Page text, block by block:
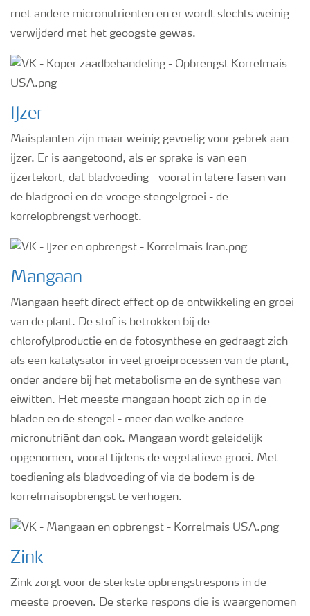
met andere micronutriënten en er wordt slechts weinig
verwijderd met het geoogste gewas.
IJzer
Maisplanten zijn maar weinig gevoelig voor gebrek aan
ijzer. Er is aangetoond, als er sprake is van een
ijzertekort, dat bladvoeding - vooral in latere fasen van
de bladgroei en de vroege stengelgroei - de
korrelopbrengst verhoogt.
Mangaan
Mangaan heeft direct effect op de ontwikkeling en groei
van de plant. De stof is betrokken bij de
chlorofylproductie en de fotosynthese en gedraagt zich
als een katalysator in veel groeiprocessen van de plant,
onder andere bij het metabolisme en de synthese van
eiwitten. Het meeste mangaan hoopt zich op in de
bladen en de stengel - meer dan welke andere
micronutriënt dan ook. Mangaan wordt geleidelijk
opgenomen, vooral tijdens de vegetatieve groei. Met
toediening als bladvoeding of via de bodem is de
korrelmaisopbrengst te verhogen.
Zink
Zink zorgt voor de sterkste opbrengstrespons in de
meeste proeven. De sterke respons die is waargenomen